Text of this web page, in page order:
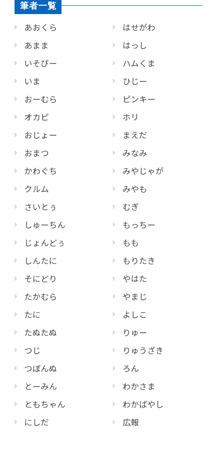
筆者一覧
あおくら
あまま
いそぴー
いま
おーむら
オカピ
おじょー
おまつ
かわぐち
クルム
さいとぅ
しゅーちん
じょんどぅ
しんたに
そにどり
たかむら
たに
たぬたぬ
つじ
つぼんぬ
とーみん
ともちゃん
にしだ
はせがわ
はっし
ハムくま
ひじー
ピンキー
ホリ
まえだ
みなみ
みやじゃが
みやも
むぎ
もっちー
もも
もりたき
やはた
やまじ
よしこ
りゅー
りゅうざき
ろん
わかさま
わかばやし
広報